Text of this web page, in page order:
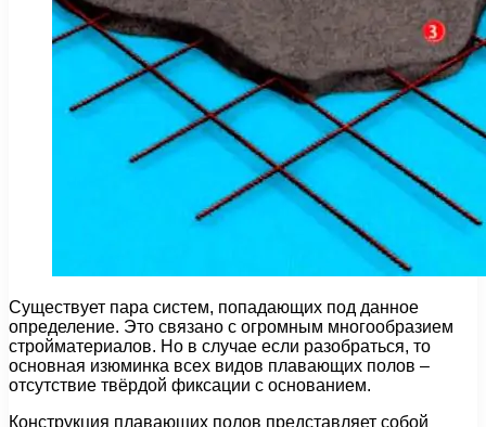
Существует пара систем, попадающих под данное
определение. Это связано с огромным многообразием
стройматериалов. Но в случае если разобраться, то
основная изюминка всех видов плавающих полов –
отсутствие твёрдой фиксации с основанием.
Конструкция плавающих полов представляет собой